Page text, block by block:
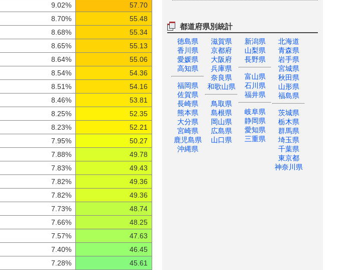
都道府県別統計
徳島県
香川県
愛媛県
高知県
福岡県
佐賀県
長崎県
熊本県
大分県
宮崎県
鹿児島県
沖縄県
滋賀県
京都府
大阪府
兵庫県
奈良県
和歌山県
鳥取県
島根県
岡山県
広島県
山口県
新潟県
山梨県
長野県
富山県
石川県
福井県
岐阜県
静岡県
愛知県
三重県
北海道
青森県
岩手県
宮城県
秋田県
山形県
福島県
茨城県
栃木県
群馬県
埼玉県
千葉県
東京都
神奈川県
9.02%
57.70
8.70%
55.48
8.68%
55.34
8.65%
55.13
8.64%
55.06
8.54%
54.36
8.51%
54.16
8.46%
53.81
8.25%
52.35
8.23%
52.21
7.95%
50.27
7.88%
49.78
7.83%
49.43
7.82%
49.36
7.82%
49.36
7.73%
48.74
7.66%
48.25
7.57%
47.63
7.40%
46.45
7.28%
45.61